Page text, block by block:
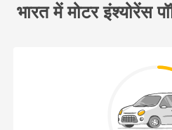
भारत में मोटर इंश्योरेंस